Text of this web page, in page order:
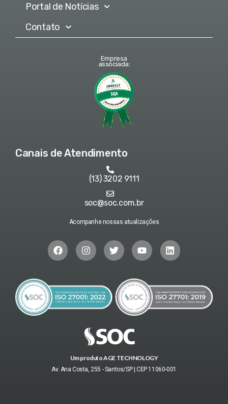
Portal de Notícias
Contato
Empresa
associada:
Canais de Atendimento
(13) 3202 9111
soc@soc.com.br
Acompanhe nossas atualizações
Um produto AGE TECHNOLOGY
Av. Ana Costa, 255 - Santos/SP | CEP 11060-001